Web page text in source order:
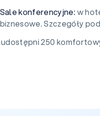
Sale konferencyjne:w
biznesowe. Szczegóły
250